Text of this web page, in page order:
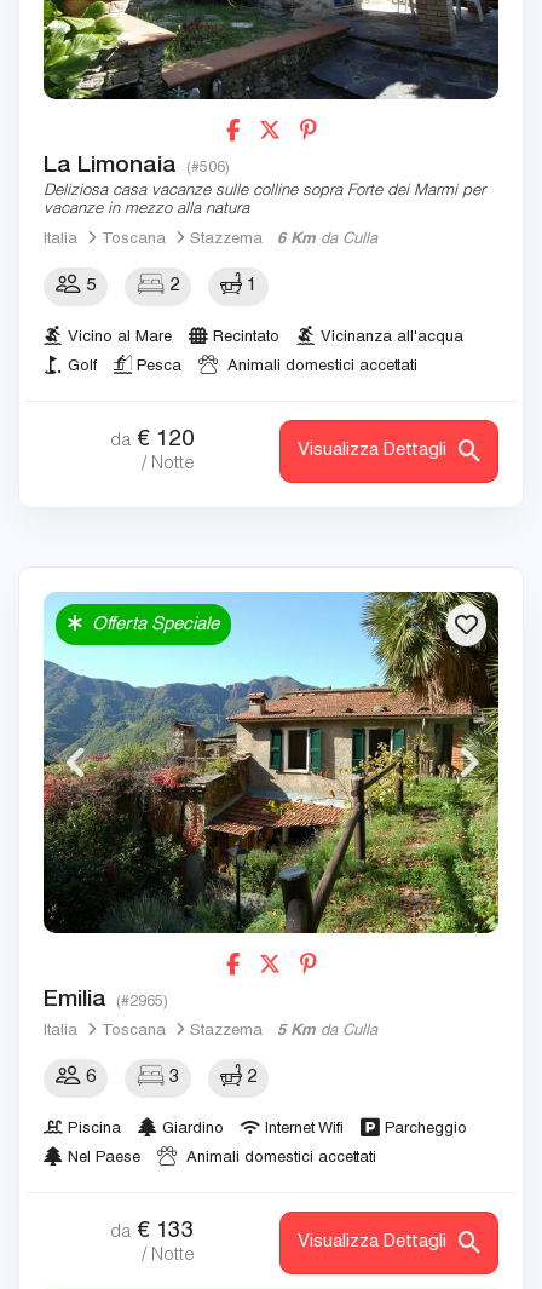
La Limonaia (#506)
Deliziosa casa vacanze sulle colline sopra Forte dei Marmi per
vacanze in mezzo alla natura
Italia
Toscana Stazzema 6 Km da Culla
5 2 1
Vicino al Mare Recintato
Vicinanza all'acqua
Golf
Pesca Animali domestici accettati
da € 120
/ Notte
Visualizza Dettagli
Offerta Speciale
Emilia (#2965)
Italia Toscana Stazzema 5 Km da Culla
6 3 2
Piscina Giardino Internet Wifi
Parcheggio
Nel Paese
Animali domestici accettati
da € 133
/ Notte
Visualizza Dettagli